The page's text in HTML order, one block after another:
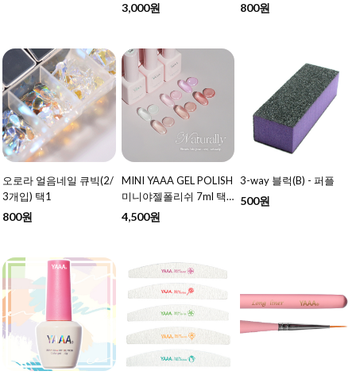
3,000원 800원
오로라 얼음네일 큐빅(2/
3개입) 택1
800원
MINI YAAA GEL POLISH
미니야젤폴리쉬 7ml 택1
- 여름 신상 추가
4,500원
3-way 블럭(B) - 퍼플
500원